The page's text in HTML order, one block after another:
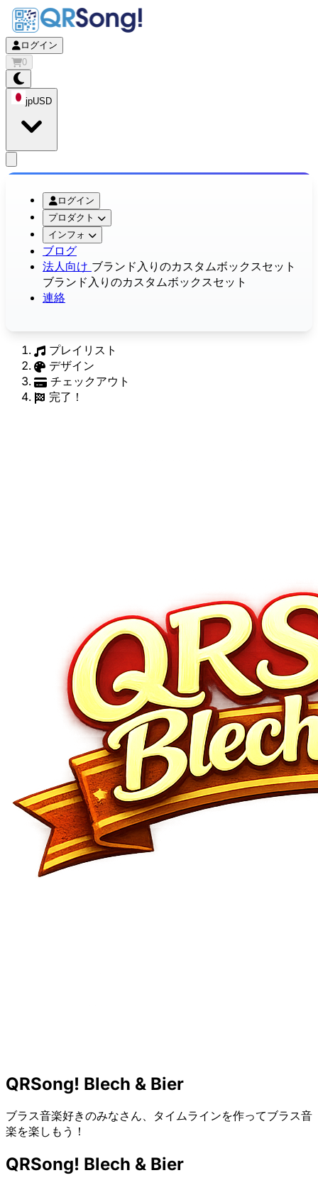
ログイン
0
jpUSD
ログイン
プロダクト
インフォ
ブログ
法人向け ブランド入りのカスタムボックスセット
ブランド入りのカスタムボックスセット
連絡
プレイリスト
デザイン
チェックアウト
完了！
QRSong! Blech & Bier
ブラス音楽好きのみなさん、タイムラインを作ってブラス音
楽を楽しもう！
QRSong! Blech & Bier